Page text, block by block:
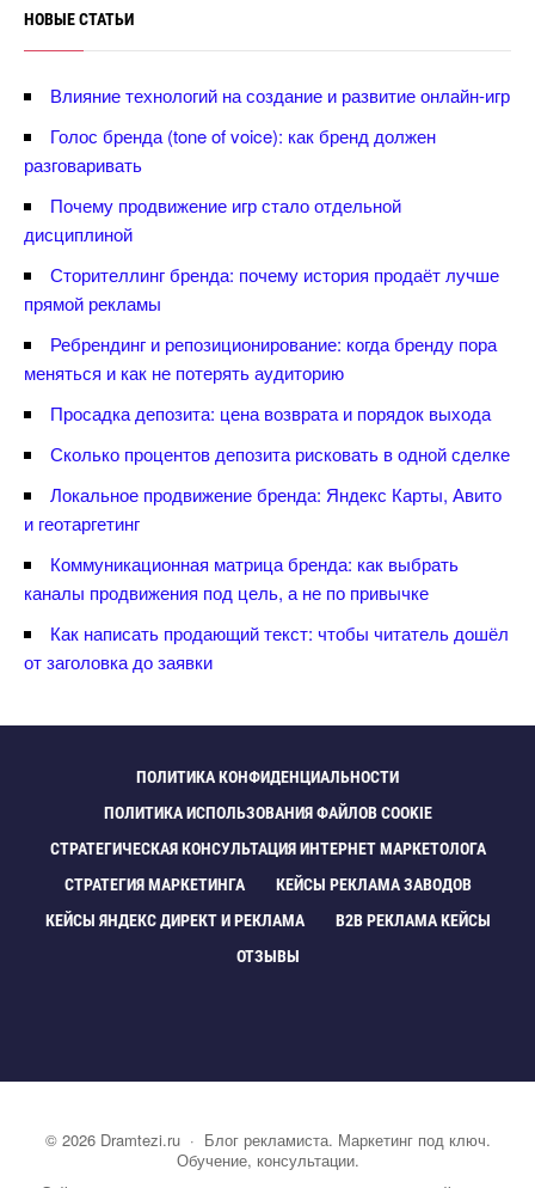
НОВЫЕ СТАТЬИ
лияние технологий на создание и развитие онлайн-игр
Голос бренда (tone of voice): как бренд должен
разговаривать
Почему продвижение игр стало отдельной
дисциплиной
Сторителлинг бренда: почему история продаёт лучше
прямой рекламы
Ребрендинг и репозиционирование: когда бренду пора
меняться и как не потерять аудиторию
Просадка депозита: цена возврата и порядок выхода
Сколько процентов депозита рисковать в одной сделке
Локальное продвижение бренда: Яндекс Карты, Авито
и геотаргетин
Коммуникационная матрица бренда: как выбрать
каналы продвижения под цель, а не по привычке
Как написать продающий текст: чтобы читатель дошёл
от заголовка до заявки
ПОЛИТИКА КОНФИДЕНЦИАЛЬНОСТИ
ПОЛИТИКА ИСПОЛЬЗОВАНИЯ ФАЙЛОВ COOKIE
СТРАТЕГИЧЕСКАЯ КОНСУЛЬТАЦИЯ ИНТЕРНЕТ МАРКЕТОЛОГА
СТРАТЕГИЯ МАРКЕТИНГА
КЕЙСЫ РЕКЛАМА ЗАВОДО
КЕЙСЫ ЯНДЕКС ДИРЕКТ И РЕКЛАМА
B2B РЕКЛАМА КЕЙСЫ
ОТЗЫВЫ
© 2026 Dramtezi.ru· Блог рекламиста. Маркетинг под ключ.
Обучение, консультации.